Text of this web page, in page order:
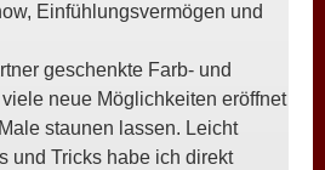
Einfühlungsvermögen und
geschenkte Farb- und
neue Möglichkeiten eröffnet
staunen lassen. Leicht
und Tricks habe ich direkt